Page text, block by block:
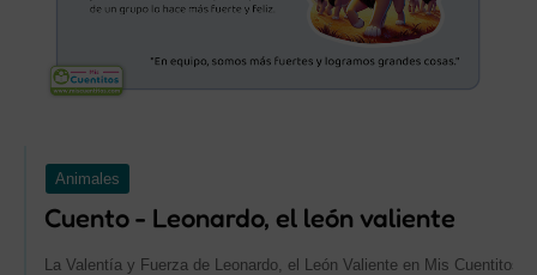
Animales
Cuento - Leonardo, el león valiente
La Valentía y Fuerza de Leonardo, el León Valiente en Mis Cuentitos